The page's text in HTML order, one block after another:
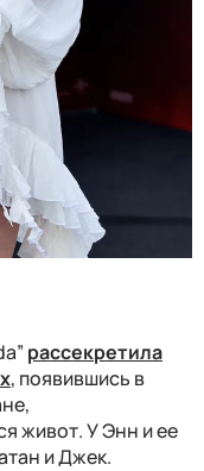
рассекретила
, появившись в
живот. У Энн и ее
и Джек.